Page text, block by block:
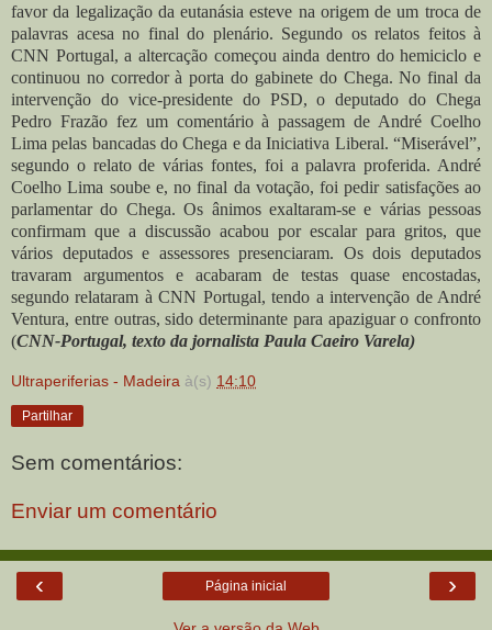
favor da legalização da eutanásia esteve na origem de um troca de
palavras acesa no final do plenário. Segundo os relatos feitos à
CNN Portugal, a altercação começou ainda dentro do hemiciclo e
continuou no corredor à porta do gabinete do Chega. No final da
intervenção do vice-presidente do PSD, o deputado do Chega
Pedro Frazão fez um comentário à passagem de André Coelho
Lima pelas bancadas do Chega e da Iniciativa Liberal. “Miserável”,
segundo o relato de várias fontes, foi a palavra proferida. André
Coelho Lima soube e, no final da votação, foi pedir satisfações ao
parlamentar do Chega. Os ânimos exaltaram-se e várias pessoas
confirmam que a discussão acabou por escalar para gritos, que
vários deputados e assessores presenciaram. Os dois deputados
travaram argumentos e acabaram de testas quase encostadas,
segundo relataram à CNN Portugal, tendo a intervenção de André
Ventura, entre outras, sido determinante para apaziguar o confronto
(CNN-Portugal, texto da jornalista Paula Caeiro Varela)
Ultraperiferias - Madeira à(s) 14:10
Partilhar
Sem comentários:
Enviar um comentário
‹ ›
Página inicial